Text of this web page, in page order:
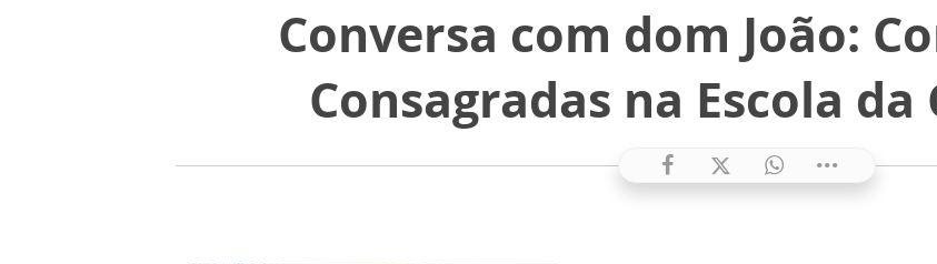
Conversa com dom João:
Consagradas na Escola